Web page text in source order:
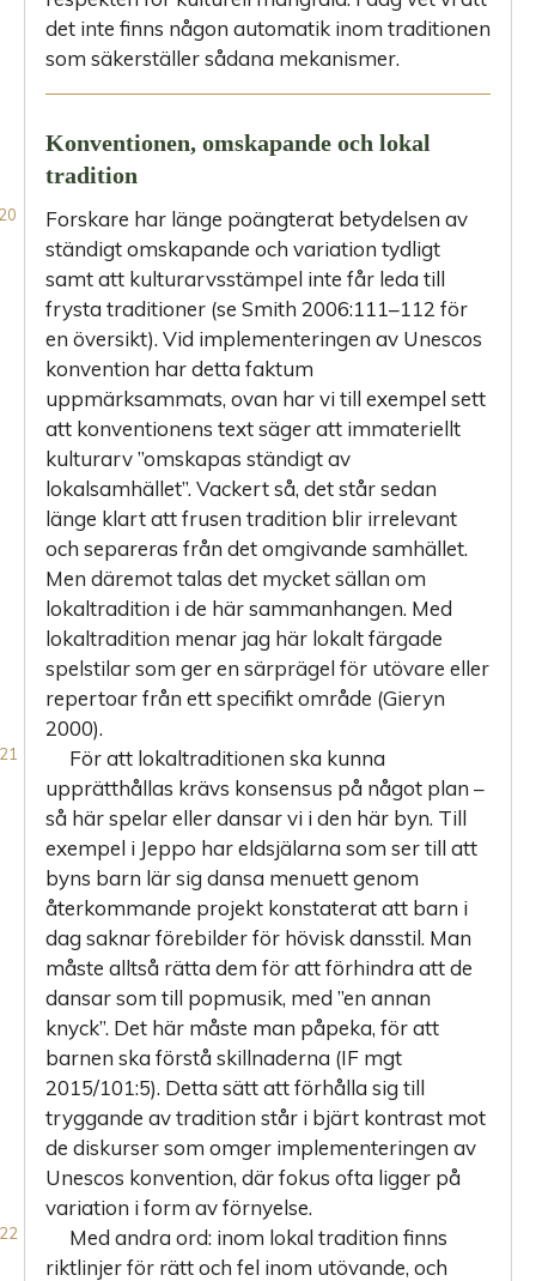
det inte finns någon automatik inom traditionen
som säkerställer sådana mekanismer.
Konventionen, omskapande och lokal
tradition
Forskare har länge poängterat betydelsen av
ständigt omskapande och variation tydligt
samt att kulturarvsstämpel inte får leda till
frysta traditioner (se Smith 2006:111–112 för
en översikt). Vid implementeringen av Unescos
konvention har detta faktum
uppmärksammats, ovan har vi till exempel sett
att konventionens text säger att immateriellt
kulturarv ”omskapas ständigt av
lokalsamhället”. Vackert så, det står sedan
länge klart att frusen tradition blir irrelevant
och separeras från det omgivande samhället.
Men däremot talas det mycket sällan om
lokaltradition i de här sammanhangen. Med
lokaltradition menar jag här lokalt färgade
spelstilar som ger en särprägel för utövare eller
repertoar från ett specifikt område (Gieryn
2000).
För att lokaltraditionen ska kunna
upprätthållas krävs konsensus på något plan –
så här spelar eller dansar vi i den här byn. Till
exempel i Jeppo har eldsjälarna som ser till att
byns barn lär sig dansa menuett genom
återkommande projekt konstaterat att barn i
dag saknar förebilder för hövisk dansstil. Man
måste alltså rätta dem för att förhindra att de
dansar som till popmusik, med ”en annan
knyck”. Det här måste man påpeka, för att
barnen ska förstå skillnaderna (IF mgt
2015/101:5). Detta sätt att förhålla sig till
tryggande av tradition står i bjärt kontrast mot
de diskurser som omger implementeringen av
Unescos konvention, där fokus ofta ligger på
variation i form av förnyelse.
Med andra ord: inom lokal tradition finns
riktlinjer för rätt och fel inom utövande, och